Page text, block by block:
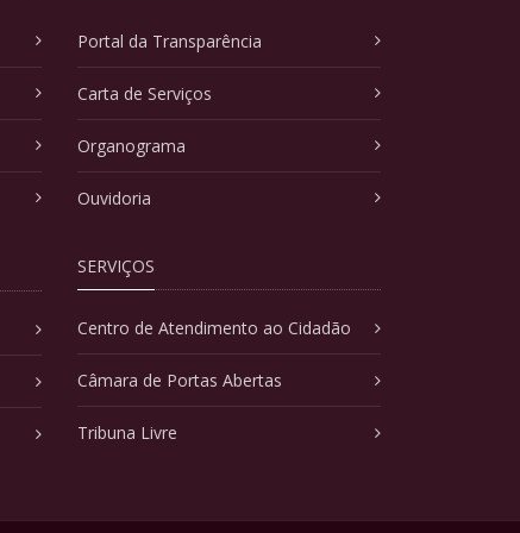
Portal da Transparência
Carta de Serviços
Organograma
Ouvidoria
SERVIÇOS
Centro de Atendimento ao Cidadão
Câmara de Portas Abertas
Tribuna Livre